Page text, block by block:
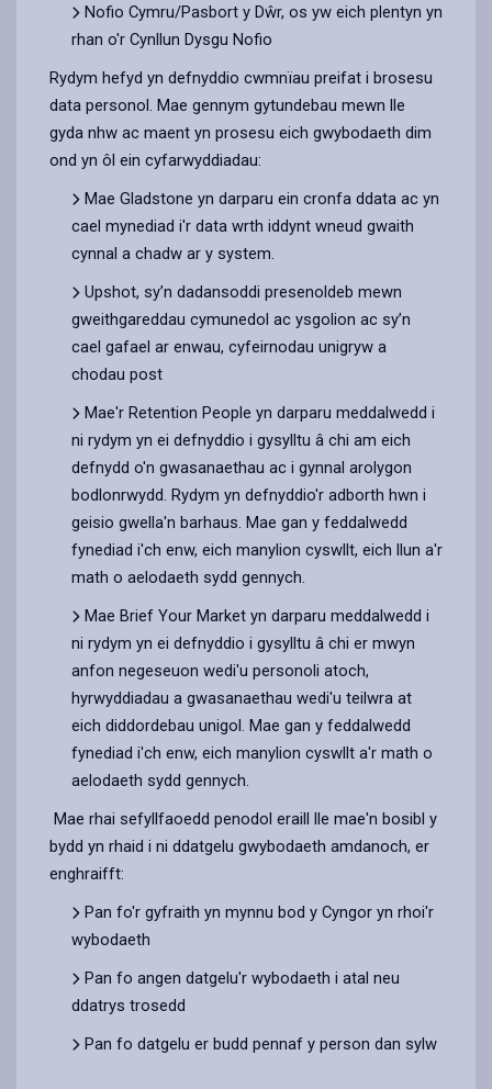
Nofio Cymru/Pasbort y Dŵr, os yw eich plentyn yn
rhan o'r Cynllun Dysgu Nofio
Rydym hefyd yn defnyddio cwmnïau preifat i brosesu
data personol. Mae gennym gytundebau mewn lle
gyda nhw ac maent yn prosesu eich gwybodaeth dim
ond yn ôl ein cyfarwyddiadau:
Mae Gladstone yn darparu ein cronfa ddata ac yn
cael mynediad i'r data wrth iddynt wneud gwaith
cynnal a chadw ar y system.
Upshot, sy’n dadansoddi presenoldeb mewn
gweithgareddau cymunedol ac ysgolion ac sy’n
cael gafael ar enwau, cyfeirnodau unigryw a
chodau post
Mae'r Retention People yn darparu meddalwedd i
ni rydym yn ei defnyddio i gysylltu â chi am eich
defnydd o'n gwasanaethau ac i gynnal arolygon
bodlonrwydd. Rydym yn defnyddio'r adborth hwn i
geisio gwella'n barhaus. Mae gan y feddalwedd
fynediad i'ch enw, eich manylion cyswllt, eich llun a'r
math o aelodaeth sydd gennych.
Mae Brief Your Market yn darparu meddalwedd i
ni rydym yn ei defnyddio i gysylltu â chi er mwyn
anfon negeseuon wedi'u personoli atoch,
hyrwyddiadau a gwasanaethau wedi'u teilwra at
eich diddordebau unigol. Mae gan y feddalwedd
fynediad i'ch enw, eich manylion cyswllt a'r math o
aelodaeth sydd gennych.
Mae rhai sefyllfaoedd penodol eraill lle mae'n bosibl y
bydd yn rhaid i ni ddatgelu gwybodaeth amdanoch, er
enghraifft:
Pan fo'r gyfraith yn mynnu bod y Cyngor yn rhoi'r
wybodaeth
Pan fo angen datgelu'r wybodaeth i atal neu
ddatrys trosedd
Pan fo datgelu er budd pennaf y person dan sylw